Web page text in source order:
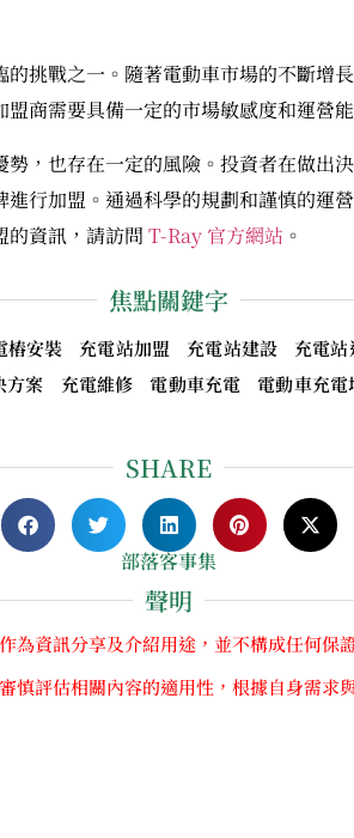
挑戰之一。隨著電動車市場的不斷增
商需要具備一定的市場敏感度和運營
，也存在一定的風險。投資者在做出
行加盟。通過科學的規劃和謹慎的運
的資訊，請訪問 T-Ray 官方網站 。
焦點關鍵字
樁安裝 充電站加盟 充電站建設 充電
案 充電維修 電動車充電 電動車充
SHARE
部落客事集
聲明
為資訊分享及介紹用途，並不構成任何保
慎評估相關內容的適用性，根據自身需求